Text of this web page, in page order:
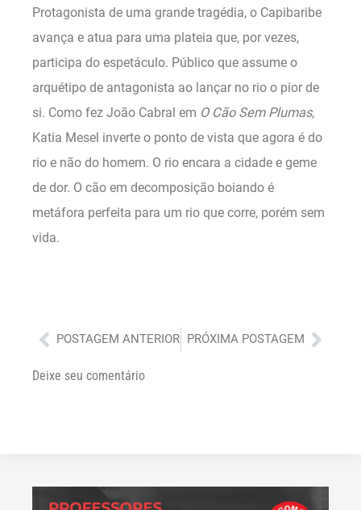
Protagonista de uma grande tragédia, o Capibaribe
avança e atua para uma plateia que, por vezes,
participa do espetáculo. Público que assume o
arquétipo de antagonista ao lançar no rio o pior de
si. Como fez João Cabral em O Cão Sem Plumas,
Katia Mesel inverte o ponto de vista que agora é do
rio e não do homem. O rio encara a cidade e geme
de dor. O cão em decomposição boiando é
metáfora perfeita para um rio que corre, porém sem
vida.
Anterior
POSTAGEM ANTERIOR PRÓXIMA POSTAGEM
Deixe seu comentário